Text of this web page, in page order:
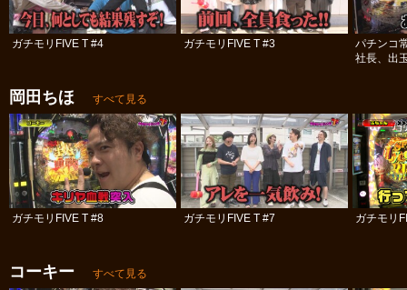
ガチモリFIVE T #4 ガチモリFIVE T #3
パチンコ
社長、出
岡田ちほ すべて見る
ガチモリFIVE T #8 ガチモリFIVE T #7 ガチモリ
コーキー すべて見る